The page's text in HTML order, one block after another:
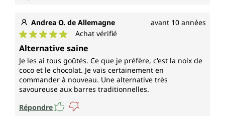
Andrea O. de Allemagne avant 10 années
Note moyenne de 5 sur 5 étoiles
Achat vérifié
Alternative saine
Je les ai tous goûtés. Ce que je préfère, c'est la noix de
coco et le chocolat. Je vais certainement en
commander à nouveau. Une alternative très
savoureuse aux barres traditionnelles.
Répondre